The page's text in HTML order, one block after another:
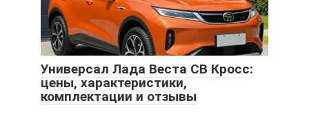
Универсал Лада Веста СВ Кросс:
цены, характеристики,
комплектации и отзывы